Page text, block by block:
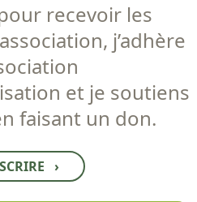
recevoir les
j’adhère
et je soutiens
faisant un don.
›